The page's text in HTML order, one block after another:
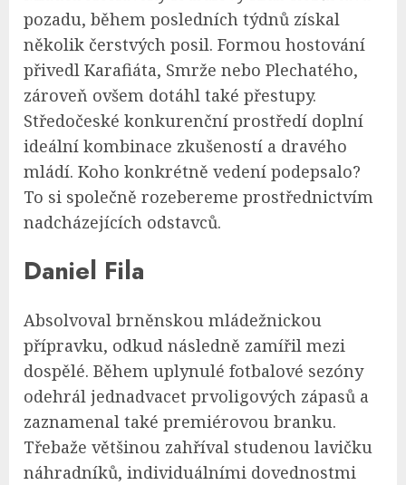
pozadu, během posledních týdnů získal
několik čerstvých posil. Formou hostování
přivedl Karafiáta, Smrže nebo Plechatého,
zároveň ovšem dotáhl také přestupy.
Středočeské konkurenční prostředí doplní
ideální kombinace zkušeností a dravého
mládí. Koho konkrétně vedení podepsalo?
To si společně rozebereme prostřednictvím
nadcházejících odstavců.
Daniel Fila
Absolvoval brněnskou mládežnickou
přípravku, odkud následně zamířil mezi
dospělé. Během uplynulé fotbalové sezóny
odehrál jednadvacet prvoligových zápasů a
zaznamenal také premiérovou branku.
Třebaže většinou zahříval studenou lavičku
náhradníků, individuálními dovednostmi